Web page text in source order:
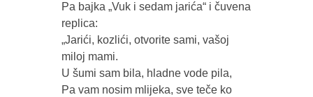
Pa bajka „Vuk i sedam jarića“ i čuvena
replica:
„Jarići, kozlići, otvorite sami, vašoj
miloj mami.
U šumi sam bila, hladne vode pila,
Pa vam nosim mlijeka, sve teče ko